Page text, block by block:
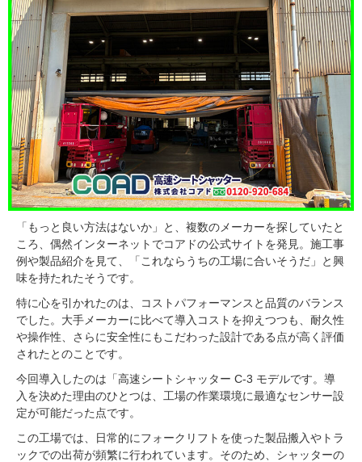
「もっと良い方法はないか」と、複数のメーカーを探していたと
ころ、偶然インターネットでコアドの公式サイトを発見。施工事
例や製品紹介を見て、「これならうちの工場に合いそうだ」と興
味を持たれたそうです。
特に心を引かれたのは、コストパフォーマンスと品質のバランス
でした。大手メーカーに比べて導入コストを抑えつつも、耐久性
や操作性、さらに安全性にもこだわった設計である点が高く評価
されたとのことです。
今回導入したのは「高速シートシャッター C-3 モデルです。導
入を決めた理由のひとつは、工場の作業環境に最適なセンサー設
定が可能だった点です。
この工場では、日常的にフォークリフトを使った製品搬入やトラ
ックでの出荷が頻繁に行われています。そのため、シャッターの